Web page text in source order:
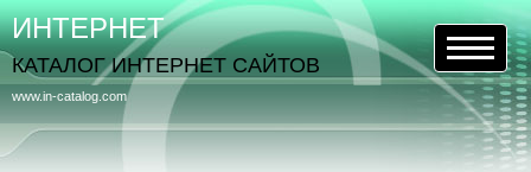
www.in-catalog.com
ИНТЕРНЕТ
КАТАЛОГ ИНТЕРНЕТ САЙТОВ